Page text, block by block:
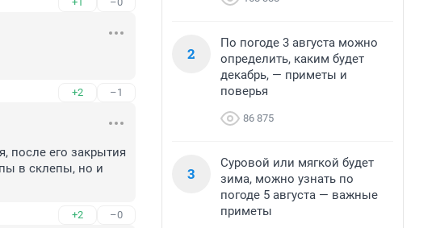
+2 –1
после его закрытия
в склепы, но и
+2 –0
2
По погоде 3 августа можно
определить, каким будет
декабрь, — приметы и
поверья
86 875
3
Суровой или мягкой будет
зима, можно узнать по
погоде 5 августа — важные
приметы